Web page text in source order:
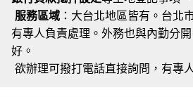
服務區域 ：大台北地區皆有。台北
有專人負責處理。外務也與內勤分
好。
欲辦理可撥打電話直接詢問，有專